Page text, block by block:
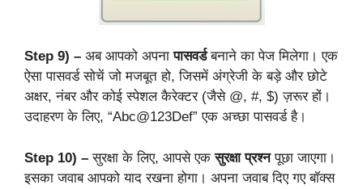
Step 9) – अब आपको अपनापासवर्डबनाने का पेज मिलेगा। एक
ऐसा पासवर्ड सोचें जो मजबूत हो, जिसमें अंग्रेजी के बड़े और छोटे
अक्षर, नंबर और कोई स्पेशल कैरेक्टर (जैसे @, #, $) ज़रूर हों।
उदाहरण के लिए, “Abc@123Def” एक अच्छा पासवर्ड है।
Step 10) – सुरक्षा के लिए, आपसे एकसुरक्षा प्रश्नपूछा जाएगा।
इसका जवाब आपको याद रखना होगा। अपना जवाब दिए गए बॉक्स